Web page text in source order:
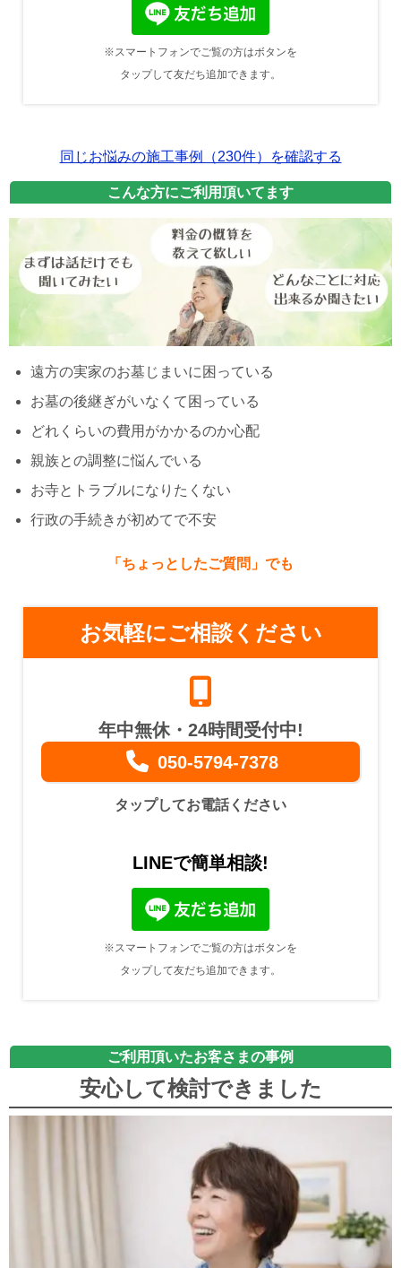
※スマートフォンでご覧の方はボタンを
タップして友だち追加できます。
同じお悩みの施工事例（230件）を確認する
こんな方にご利用頂いてます
遠方の実家のお墓じまいに困っている
お墓の後継ぎがいなくて困っている
どれくらいの費用がかかるのか心配
親族との調整に悩んでいる
お寺とトラブルになりたくない
行政の手続きが初めてで不安
「ちょっとしたご質問」でも
お気軽にご相談ください
年中無休・24時間受付中!
050-5794-7378
タップしてお電話ください
LINEで簡単相談!
※スマートフォンでご覧の方はボタンを
タップして友だち追加できます。
ご利用頂いたお客さまの事例
安心して検討できました